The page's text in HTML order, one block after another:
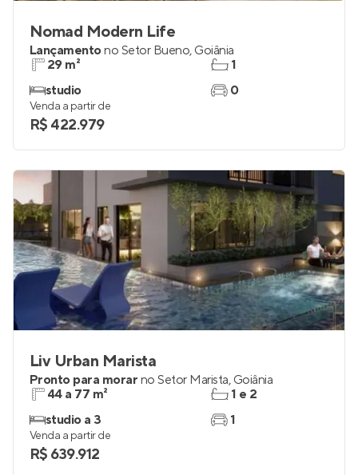
Nomad Modern Life
Lançamentono Setor Bueno, Goiânia
29 m²
studio
1
0
Venda a partir de
R$ 422.979
Liv Urban Marista
Pronto para morar no Setor Marista, Goiânia
44 a 77 m²
studio a 3
1 e 2
1
Venda a partir de
R$ 639.912